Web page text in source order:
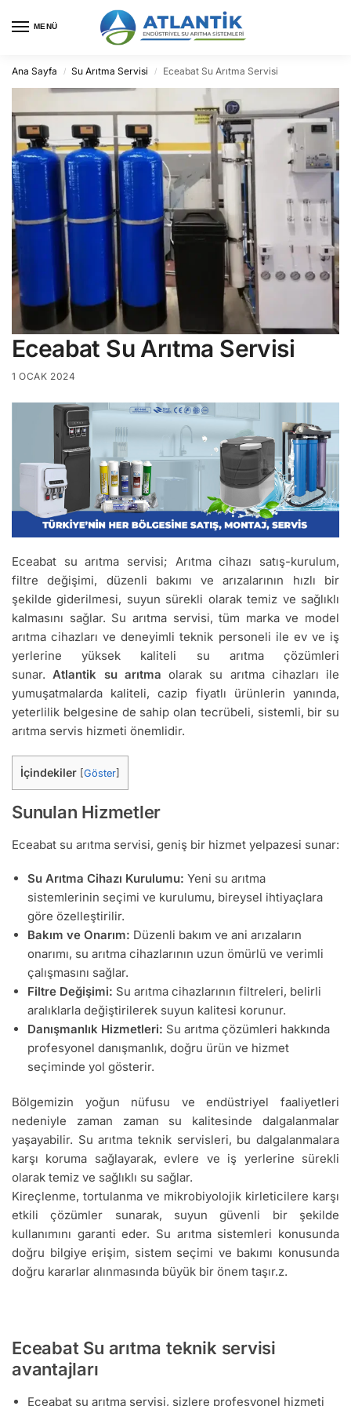
MENÜ
Ana Sayfa / Su Arıtma Servisi / Eceabat Su Arıtma Servisi
Eceabat Su Arıtma Servisi
1 OCAK 2024
Eceabat su arıtma servisi; Arıtma cihazı satış-kurulum,
filtre değişimi, düzenli bakımı ve arızalarının hızlı bir
şekilde giderilmesi, suyun sürekli olarak temiz ve sağlıklı
kalmasını sağlar. Su arıtma servisi, tüm marka ve model
arıtma cihazları ve deneyimli teknik personeli ile ev ve iş
yerlerine yüksek kaliteli su arıtma çözümleri
sunar.Atlantik su arıtma olarak su arıtma cihazları ile
yumuşatmalarda kaliteli, cazip fiyatlı ürünlerin yanında,
yeterlilik belgesine de sahip olan tecrübeli, sistemli, bir su
arıtma servis hizmeti önemlidir.
İçindekiler [Göster]
Sunulan Hizmetler
Eceabat su arıtma servisi, geniş bir hizmet yelpazesi sunar:
Su Arıtma Cihazı Kurulumu: Yeni su arıtma
sistemlerinin seçimi ve kurulumu, bireysel ihtiyaçlara
göre özelleştirilir.
Bakım ve Onarım: Düzenli bakım ve ani arızaların
onarımı, su arıtma cihazlarının uzun ömürlü ve verimli
çalışmasını sağlar.
Filtre Değişimi: Su arıtma cihazlarının filtreleri, belirli
aralıklarla değiştirilerek suyun kalitesi korunur.
Danışmanlık Hizmetleri: Su arıtma çözümleri hakkında
profesyonel danışmanlık, doğru ürün ve hizmet
seçiminde yol gösterir.
Bölgemizin yoğun nüfusu ve endüstriyel faaliyetleri
nedeniyle zaman zaman su kalitesinde dalgalanmalar
yaşayabilir. Su arıtma teknik servisleri, bu dalgalanmalara
karşı koruma sağlayarak, evlere ve iş yerlerine sürekli
olarak temiz ve sağlıklı su sağlar.
Kireçlenme, tortulanma ve mikrobiyolojik kirleticilere karşı
etkili çözümler sunarak, suyun güvenli bir şekilde
kullanımını garanti eder. Su arıtma sistemleri konusunda
doğru bilgiye erişim, sistem seçimi ve bakımı konusunda
doğru kararlar alınmasında büyük bir önem taşır.z.
Eceabat Su arıtma teknik servisi
avantajları
Eceabat su arıtma servisi, sizlere profesyonel hizmeti